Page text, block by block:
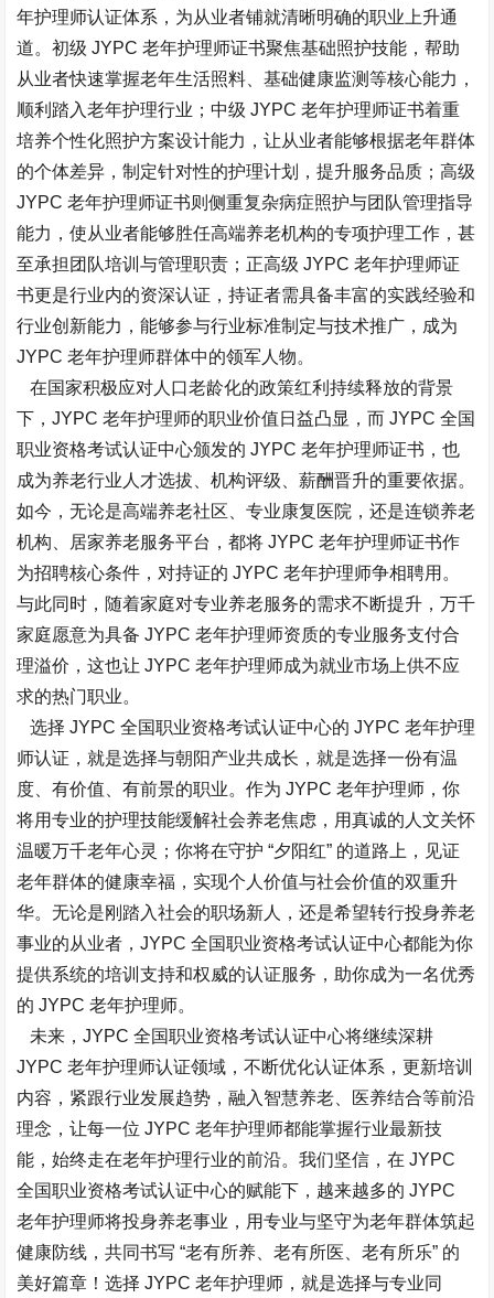
年护理师认证体系，为从业者铺就清晰明确的职业上升通
道。初级 JYPC 老年护理师证书聚焦基础照护技能，帮助
从业者快速掌握老年生活照料、基础健康监测等核心能力，
顺利踏入老年护理行业；中级 JYPC 老年护理师证书着重
培养个性化照护方案设计能力，让从业者能够根据老年群体
的个体差异，制定针对性的护理计划，提升服务品质；高级
JYPC 老年护理师证书则侧重复杂病症照护与团队管理指导
能力，使从业者能够胜任高端养老机构的专项护理工作，甚
至承担团队培训与管理职责；正高级 JYPC 老年护理师证
书更是行业内的资深认证，持证者需具备丰富的实践经验和
行业创新能力，能够参与行业标准制定与技术推广，成为
JYPC 老年护理师群体中的领军人物。​
在国家积极应对人口老龄化的政策红利持续释放的背景
下，JYPC 老年护理师的职业价值日益凸显，而 JYPC 全国
职业资格考试认证中心颁发的 JYPC 老年护理师证书，也
成为养老行业人才选拔、机构评级、薪酬晋升的重要依据。
如今，无论是高端养老社区、专业康复医院，还是连锁养老
机构、居家养老服务平台，都将 JYPC 老年护理师证书作
为招聘核心条件，对持证的 JYPC 老年护理师争相聘用。
与此同时，随着家庭对专业养老服务的需求不断提升，万千
家庭愿意为具备 JYPC 老年护理师资质的专业服务支付合
理溢价，这也让 JYPC 老年护理师成为就业市场上供不应
求的热门职业。​
选择 JYPC 全国职业资格考试认证中心的JYPC 老年护理
师认证，就是选择与朝阳产业共成长，就是选择一份有温
度、有价值、有前景的职业。作为 JYPC 老年护理师，你
将用专业的护理技能缓解社会养老焦虑，用真诚的人文关怀
温暖万千老年心灵；你将在守护 “夕阳红” 的道路上，见证
老年群体的健康幸福，实现个人价值与社会价值的双重升
华。无论是刚踏入社会的职场新人，还是希望转行投身养老
事业的从业者，JYPC 全国职业资格考试认证中心都能为你
提供系统的培训支持和权威的认证服务，助你成为一名优秀
的 JYPC 老年护理师。​
未来，JYPC 全国职业资格考试认证中心将继续深耕
JYPC 老年护理师认证领域，不断优化认证体系，更新培训
内容，紧跟行业发展趋势，融入智慧养老、医养结合等前沿
理念，让每一位 JYPC 老年护理师都能掌握行业最新技
能，始终走在老年护理行业的前沿。我们坚信，在 JYPC
全国职业资格考试认证中心的赋能下，越来越多的 JYPC
老年护理师将投身养老事业，用专业与坚守为老年群体筑起
健康防线，共同书写 “老有所养、老有所医、老有所乐” 的
美好篇章！选择 JYPC 老年护理师，就是选择与专业同